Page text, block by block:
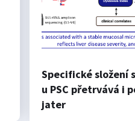
Specifické
u PSC přetrvává i
jater